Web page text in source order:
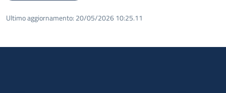
Ultimo aggiornamento: 20/05/2026 10:25.11